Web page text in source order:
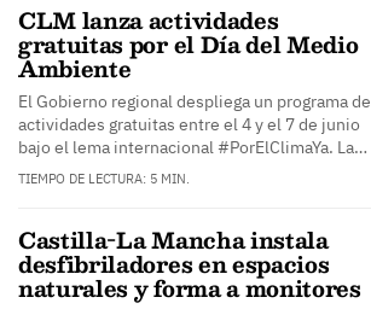
CLM lanza actividades
gratuitas por el Día del Medio
Ambiente
El Gobierno regional despliega un programa de
actividades gratuitas entre el 4 y el 7 de junio
bajo el lema internacional #PorElClimaYa. La…
TIEMPO DE LECTURA: 5 MIN.
Castilla-La Mancha instala
desfibriladores en espacios
naturales y forma a monitores